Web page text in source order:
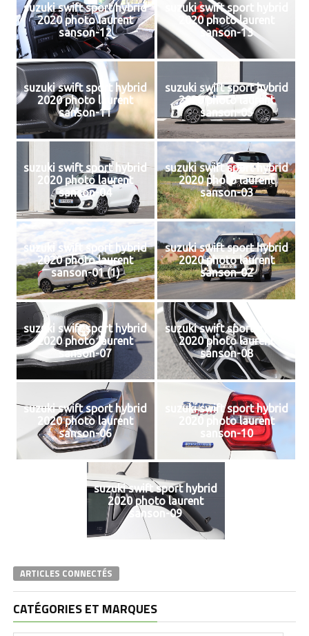
suzuki swift sport hybrid
2020 photo laurent
sanson-12
suzuki swift sport hybrid
2020 photo laurent
sanson-13
suzuki swift sport hybrid
2020 photo laurent
sanson-11
suzuki swift sport hybrid
2020 photo laurent
sanson-05
suzuki swift sport hybrid
2020 photo laurent
sanson-04
suzuki swift sport hybrid
2020 photo laurent
sanson-03
suzuki swift sport hybrid
2020 photo laurent
sanson-01 (1)
suzuki swift sport hybrid
2020 photo laurent
sanson-02
suzuki swift sport hybrid
2020 photo laurent
sanson-07
suzuki swift sport hybrid
2020 photo laurent
sanson-08
suzuki swift sport hybrid
2020 photo laurent
sanson-06
suzuki swift sport hybrid
2020 photo laurent
sanson-10
suzuki swift sport hybrid
2020 photo laurent
sanson-09
ARTICLES CONNECTÉS
CATÉGORIES ET MARQUES